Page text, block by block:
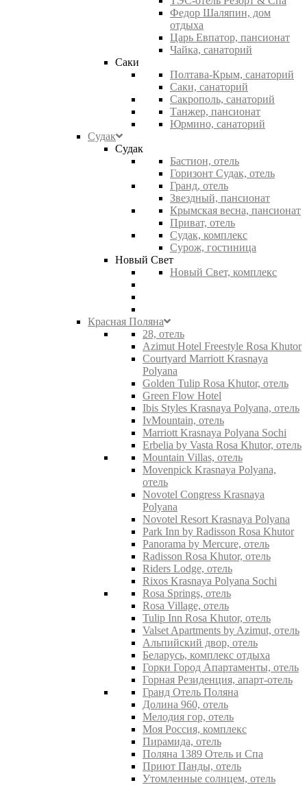
Федор Шаляпин, дом
отдыха
Царь Евпатор, пансионат
Чайка, санаторий
Саки
Полтава-Крым, санаторий
Саки, санаторий
Сакрополь, санаторий
Танжер, пансионат
Юрмино, санаторий
Судак
Судак
Бастион, отель
Горизонт Судак, отель
Гранд, отель
Звездный, пансионат
Крымская весна, пансионат
Приват, отель
Судак, комплекс
Сурож, гостиница
Новый Свет
Новый Свет, комплекс
Красная Поляна
28, отель
Azimut Hotel Freestyle Rosa Khutor
Courtyard Marriott Krasnaya
Polyana
Golden Tulip Rosa Khutor, отель
Green Flow Hotel
Ibis Styles Krasnaya Polyana, отель
IvMountain, отель
Marriott Krasnaya Polyana Sochi
Erbelia by Vasta Rosa Khutor, отель
Mountain Villas, отель
Movenpick Krasnaya Polyana,
отель
Novotel Congress Krasnaya
Polyana
Novotel Resort Krasnaya Polyana
Park Inn by Radisson Rosa Khutor
Panorama by Mercure, отель
Radisson Rosa Khutor, отель
Riders Lodge, отель
Rixos Krasnaya Polyana Sochi
Rosa Springs, отель
Rosa Village, отель
Tulip Inn Rosa Khutor, отель
Valset Apartments by Azimut, отель
Альпийский двор, отель
Беларусь, комплекс отдыха
Горки Город Апартаменты, отель
Горная Резиденция, апарт-отель
Гранд Отель Поляна
Долина 960, отель
Мелодия гор, отель
Моя Россия, комплекс
Пирамида, отель
Поляна 1389 Отель и Спа
Приют Панды, отель
Утомленные солнцем, отель